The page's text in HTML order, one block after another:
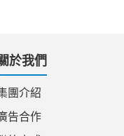
於我們
團介紹
告合作